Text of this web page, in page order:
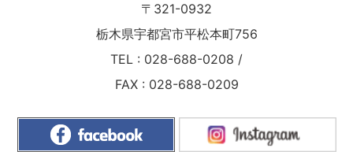
〒321-0932
栃木県宇都宮市平松本町756
TEL : 028-688-0208 /
FAX : 028-688-0209